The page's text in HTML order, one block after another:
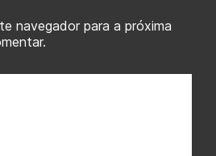
navegador para a próxima